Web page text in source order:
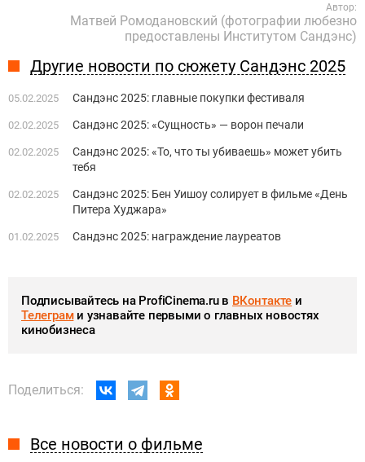
Автор:
Матвей Ромодановский (фотографии любезно
предоставлены Институтом Сандэнс)
Другие новости по сюжету Сандэнс 2025
05.02.2025 Сандэнс 2025: главные покупки фестиваля
02.02.2025 Сандэнс 2025: «Сущность» — ворон печали
02.02.2025
Сандэнс 2025: «То, что ты убиваешь» может убить
тебя
02.02.2025
Сандэнс 2025: Бен Уишоу солирует в фильме «День
Питера Худжара»
01.02.2025 Сандэнс 2025: награждение лауреатов
Подписывайтесь на ProfiCinema.ru в ВКонтакте и
Телеграми узнавайте первыми о главных новостях
кинобизнеса
Поделиться:
Все новости о фильме